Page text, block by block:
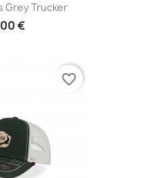
Grey Trucker
€
favorite_border